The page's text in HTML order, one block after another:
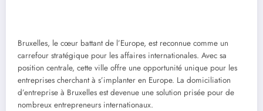
Bruxelles, le cœur battant de l’Europe, est reconnue comme un
carrefour stratégique pour les affaires internationales. Avec sa
position centrale, cette ville offre une opportunité unique pour les
entreprises cherchant à s’implanter en Europe. La domiciliation
d’entreprise à Bruxelles est devenue une solution prisée pour de
nombreux entrepreneurs internationaux.